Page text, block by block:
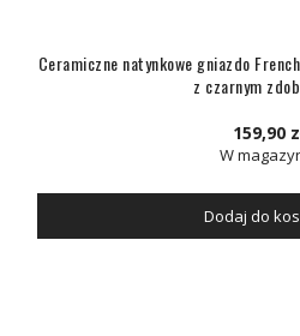
Ceramiczne natynkowe gniazdo
z czarnym
159,90
W
Dodaj do